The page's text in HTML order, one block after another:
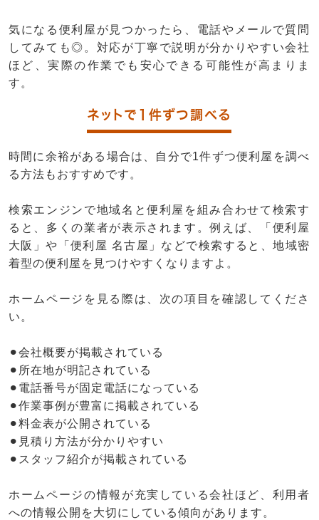
気になる便利屋が見つかったら、電話やメールで質問
してみても◎。対応が丁寧で説明が分かりやすい会社
ほど、実際の作業でも安心できる可能性が高まりま
す。
ネットで1件ずつ調べる
時間に余裕がある場合は、自分で1件ずつ便利屋を調べ
る方法もおすすめです。
検索エンジンで地域名と便利屋を組み合わせて検索す
ると、多くの業者が表示されます。例えば、「便利屋
大阪」や「便利屋 名古屋」などで検索すると、地域密
着型の便利屋を見つけやすくなりますよ。
ホームページを見る際は、次の項目を確認してくださ
い。
⚫︎会社概要が掲載されている
⚫︎所在地が明記されている
⚫︎電話番号が固定電話になっている
⚫︎作業事例が豊富に掲載されている
⚫︎料金表が公開されている
⚫︎見積り方法が分かりやすい
⚫︎スタッフ紹介が掲載されている
ホームページの情報が充実している会社ほど、利用者
への情報公開を大切にしている傾向があります。